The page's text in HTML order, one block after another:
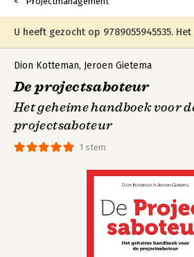
U heeft gezocht op 9789055945535.
niet meer in die editie leverbaar en is
onderstaande editie.
1 stem
Dion Kotteman, Jeroen Gietema
De projectsaboteur
Het geheime handboek voor
projectsaboteur